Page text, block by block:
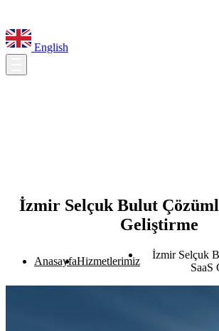
English
İzmir Selçuk Bulut
Geliştirme
AnasayfaHizmetlerimiz
İzmir Selçuk
SaaS